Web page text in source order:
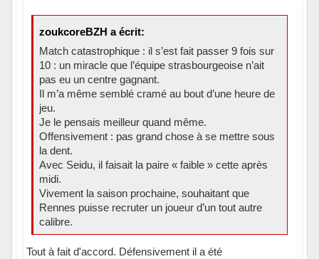
zoukcoreBZH a écrit:
Match catastrophique : il s’est fait passer 9 fois sur
10 : un miracle que l’équipe strasbourgeoise n’ait
pas eu un centre gagnant.
Il m’a même semblé cramé au bout d’une heure de
jeu.
Je le pensais meilleur quand même.
Offensivement : pas grand chose à se mettre sous
la dent.
Avec Seidu, il faisait la paire « faible » cette après
midi.
Vivement la saison prochaine, souhaitant que
Rennes puisse recruter un joueur d’un tout autre
calibre.
Tout à fait d'accord. Défensivement il a été